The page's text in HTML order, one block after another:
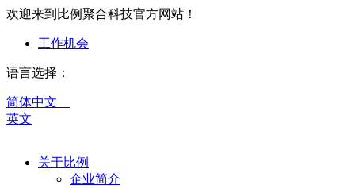
欢迎来到比例聚合科技官方网站！
工作机会
语言选择：
简体中文
英文
关于比例
企业简介